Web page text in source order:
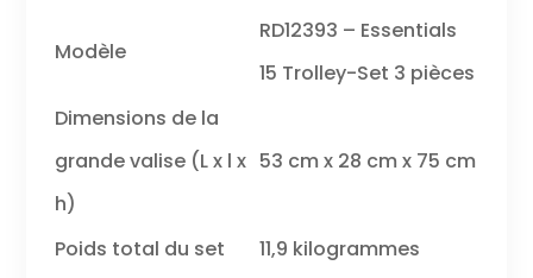
Modèle
RD12393 – Essentials
15 Trolley-Set 3 pièces
Dimensions de la
grande valise (L x l x
h)
53 cm x 28 cm x 75 cm
Poids total du set
11,9 kilogrammes